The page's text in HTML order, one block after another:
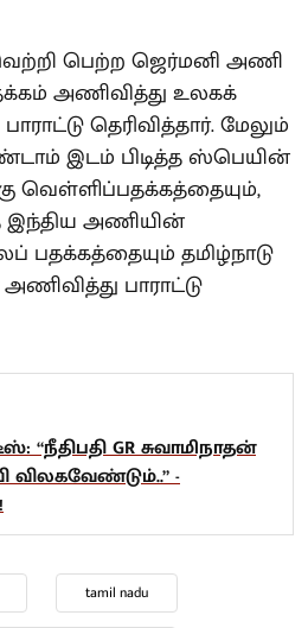
பெற்ற ஜெர்மனி அணி
அணிவித்து உலகக்
தெரிவித்தார். மேலும்
இடம் பிடித்த ஸ்பெயின்
வெள்ளிப்பதக்கத்தையும்,
இந்திய அணியின்
பதக்கத்தையும் தமிழ்நாடு
பாராட்டு
GR சுவாமிநாதன்
விலகவேண்டும்..” -
tamil nadu